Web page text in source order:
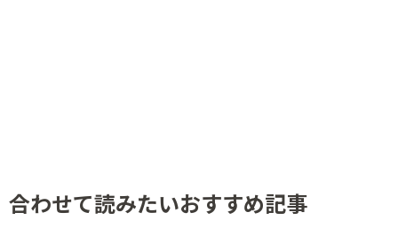
合わせて読みたいおすすめ記事